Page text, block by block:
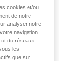
cookies et/ou
de notre
analyser notre
navigation
de réseaux
les
que sur